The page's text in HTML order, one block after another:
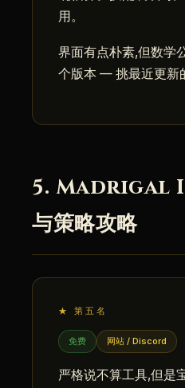
用。
界面有点朴素,但数学
个版本 — 挑最近更新
5. Madrigal
与策略攻略
★ 第五名
免费 网站 / Discord
严格说不算工具,但是